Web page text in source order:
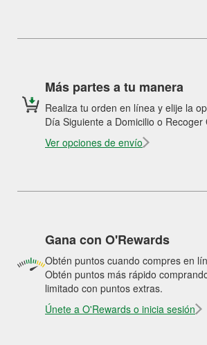
Más partes a tu manera
Realiza tu orden en línea y elije la
Día Siguiente a Domicilio o
Ver opciones de envío
Gana con O'Rewards
Obtén puntos cuando compres en
Obtén puntos más rápido
limitado con puntos extras.
Únete a O'Rewards o inicia sesión